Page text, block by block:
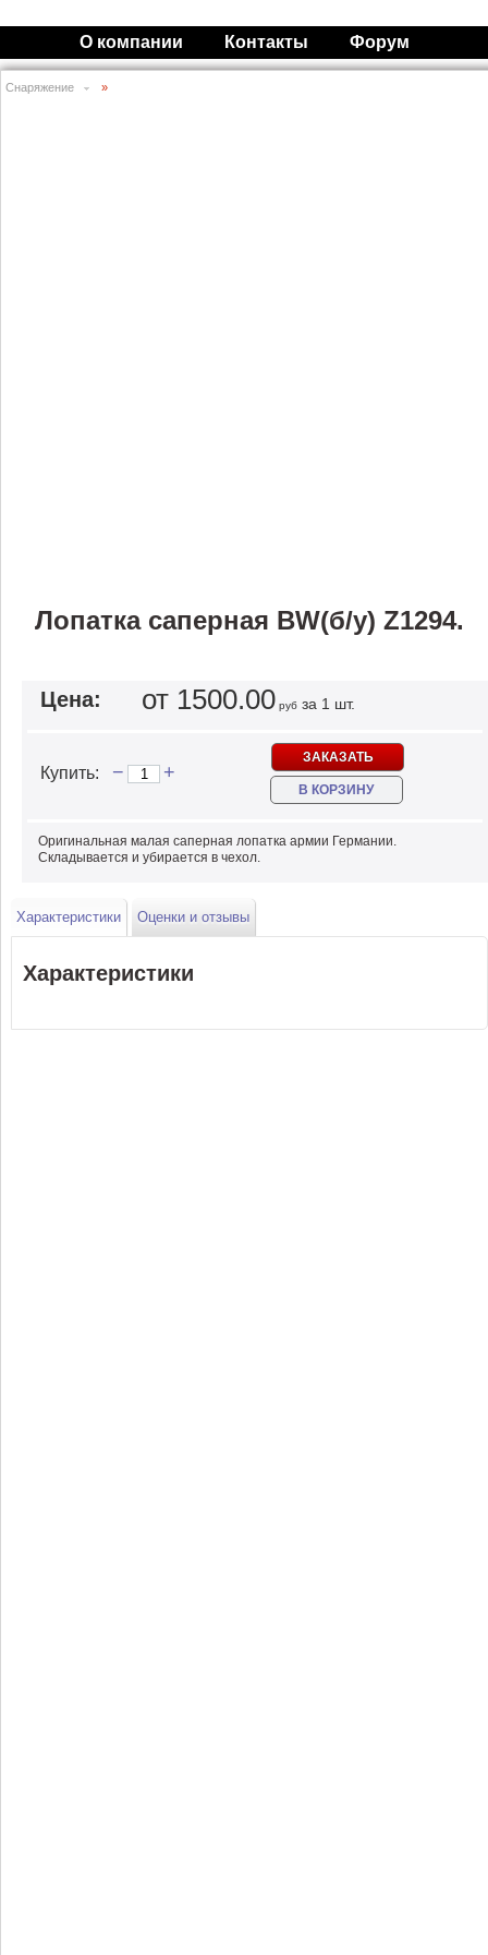
О компании Контакты Форум
Снаряжение »
Лопатка саперная BW(б/у) Z1294.
Цена: от 1500.00 руб за 1 шт.
Купить: − +
ЗАКАЗАТЬ
В КОРЗИНУ
Оригинальная малая саперная лопатка армии Германии.
Складывается и убирается в чехол.
Характеристики Оценки и отзывы
Характеристики